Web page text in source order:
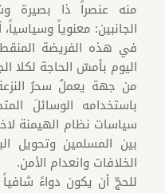
منه عنصراً ذا بصیرة
الجانبین: معنوياً
في هذه الفریضة
الیوم بأمسّ الحاجة لکلا
من جهة یعملُ سحرُ النزعة
باستخدامه الوسائلَ
سیاسات نظام الهیمنة
بین المسلمین وتحویل
الخلافات وانعدام الأمن.
للحجّ أن یکون دواءً شافیاً